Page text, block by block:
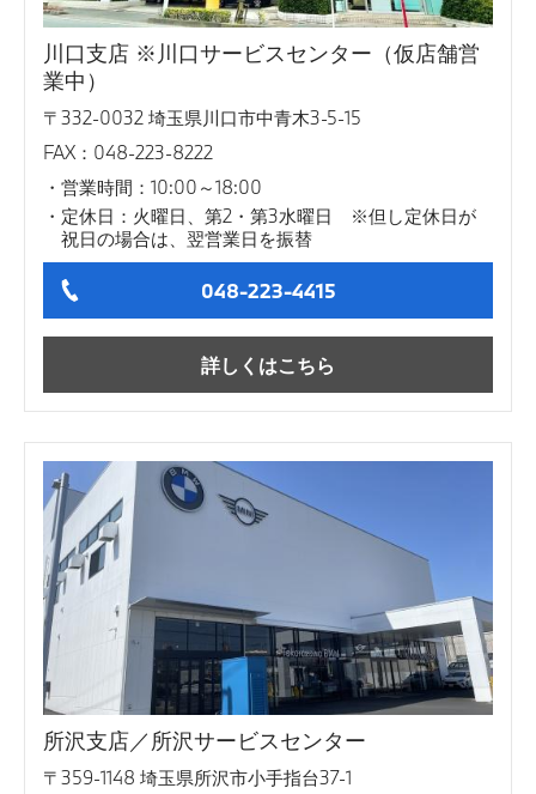
川口支店 ※川口サービスセンター（仮店舗営
業中）
〒332-0032 埼玉県川口市中青木3-5-15
FAX：048-223-8222
営業時間：10:00～18:00
定休日：火曜日、第2・第3水曜日 ※但し定休日が
祝日の場合は、翌営業日を振替
048-223-4415
詳しくはこちら
所沢支店／所沢サービスセンター
〒359-1148 埼玉県所沢市小手指台37-1